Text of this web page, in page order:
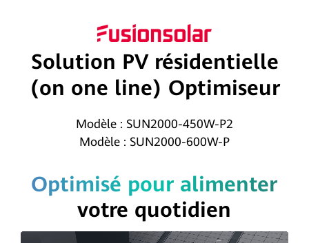
Solution PV résidentielle
(on one line) Optimiseur
Modèle : SUN2000-450W-P2
Modèle : SUN2000-600W-P
Optimisé pour alimenter
votre quotidien